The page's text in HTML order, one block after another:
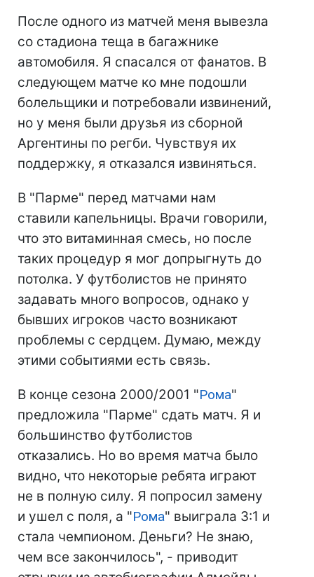
После одного из матчей меня вывезла
со стадиона теща в багажнике
автомобиля. Я спасался от фанатов. В
следующем матче ко мне подошли
болельщики и потребовали извинений,
но у меня были друзья из сборной
Аргентины по регби. Чувствуя их
поддержку, я отказался извиняться.
В "Парме" перед матчами нам
ставили капельницы. Врачи говорили,
что это витаминная смесь, но после
таких процедур я мог допрыгнуть до
потолка. У футболистов не принято
задавать много вопросов, однако у
бывших игроков часто возникают
проблемы с сердцем. Думаю, между
этими событиями есть связь.
В конце сезона 2000/2001 "Рома"
предложила "Парме" сдать матч. Я и
большинство футболистов
отказались. Но во время матча было
видно, что некоторые ребята играют
не в полную силу. Я попросил замену
и ушел с поля, а "Рома" выиграла 3:1 и
стала чемпионом. Деньги? Не знаю,
чем все закончилось", - приводит